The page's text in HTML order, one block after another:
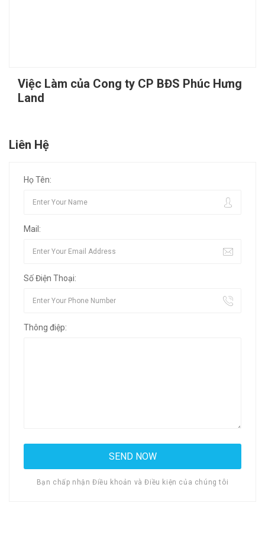
Việc Làm của Cong ty CP BĐS Phúc Hưng
Land
Liên Hệ
Họ Tên:
Mail:
Số Điện Thoại:
Thông điệp:
Bạn chấp nhận Điều khoản và Điều kiện của chúng tôi